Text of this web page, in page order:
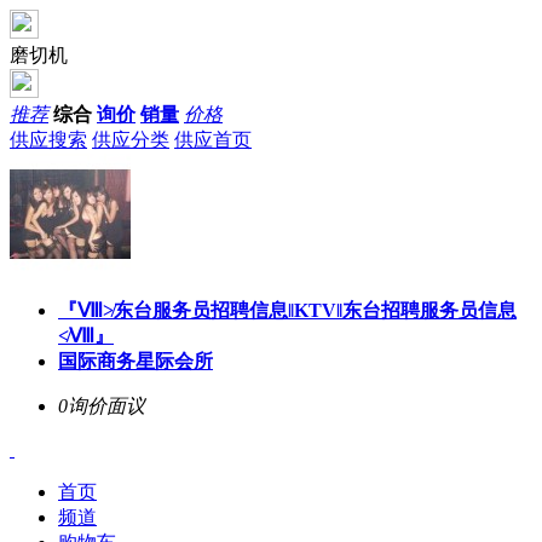
磨切机
推荐 综合 询价 销量 价格
供应搜索 供应分类 供应首页
『Ⅷ≯东台服务员招聘信息‖KTV‖东台招聘服务员信息
≮Ⅷ』
国际商务星际会所
0询价面议
首页
频道